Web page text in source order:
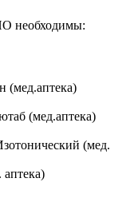
необходимы:
(мед.аптека)
(мед.аптека)
(мед.
аптека)